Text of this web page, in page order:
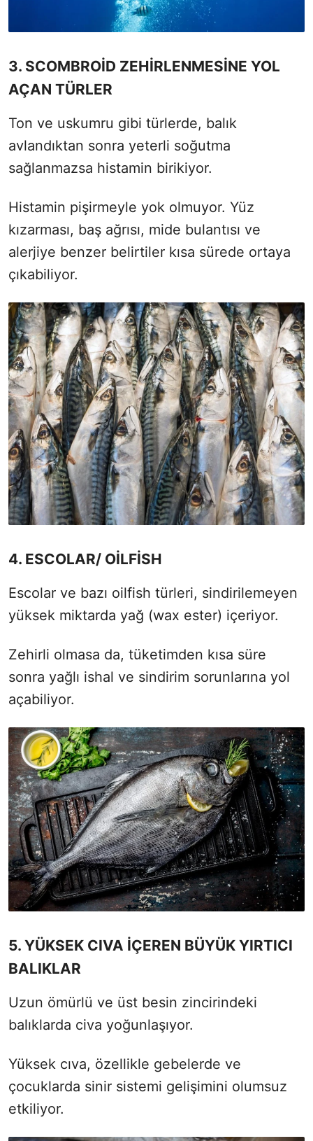
3. SCOMBROİD ZEHİRLENMESİNE YOL
AÇAN TÜRLER
Ton ve uskumru gibi türlerde, balık
avlandıktan sonra yeterli soğutma
sağlanmazsa histamin birikiyor.
Histamin pişirmeyle yok olmuyor. Yüz
kızarması, baş ağrısı, mide bulantısı ve
alerjiye benzer belirtiler kısa sürede ortaya
çıkabiliyor.
4. ESCOLAR/ OİLFİSH
Escolar ve bazı oilfish türleri, sindirilemeyen
yüksek miktarda yağ (wax ester) içeriyor.
Zehirli olmasa da, tüketimden kısa süre
sonra yağlı ishal ve sindirim sorunlarına yol
açabiliyor.
5. YÜKSEK CIVA İÇEREN BÜYÜK YIRTICI
BALIKLAR
Uzun ömürlü ve üst besin zincirindeki
balıklarda civa yoğunlaşıyor.
Yüksek cıva, özellikle gebelerde ve
çocuklarda sinir sistemi gelişimini olumsuz
etkiliyor.